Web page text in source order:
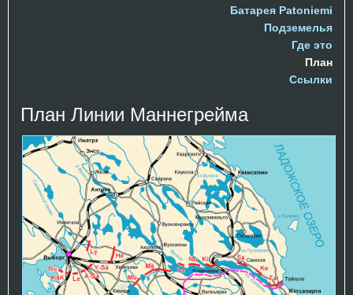
Батарея Patoniemi
Подземелья
Где это
План
Ссылки
План Линии Маннегрейма